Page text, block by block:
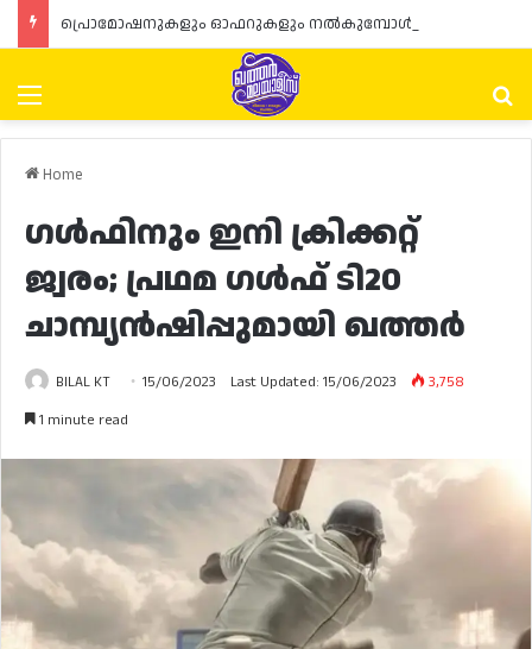
Menu
Home
ഗൾഫിനും ഇനി ക്രിക്കറ്റ്
ജ്വരം; പ്രഥമ ഗൾഫ് ടി20
ചാമ്പ്യൻഷിപ്പുമായി ഖത്തർ
BILAL KT 15/06/2023 Last Updated: 15/06/2023
3,758
1 minute read